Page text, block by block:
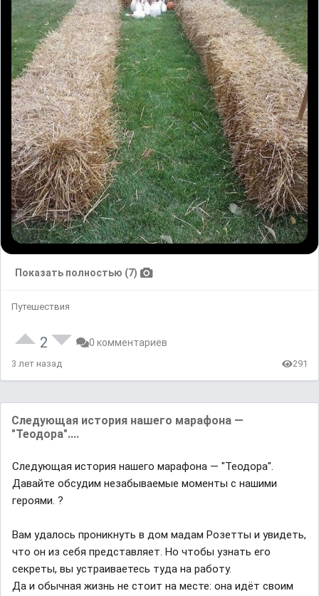
Показать полностью (7)
Путешествия
2 0 комментариев
3 лет назад 291
Следующая история нашего марафона —
"Теодора"....
Следующая история нашего марафона — "Теодора".
Давайте обсудим незабываемые моменты с нашими
героями. ?
Вам удалось проникнуть в дом мадам Розетты и увидеть,
что он из себя представляет. Но чтобы узнать его
секреты, вы устраиваетесь туда на работу.
Да и обычная жизнь не стоит на месте: она идёт своим